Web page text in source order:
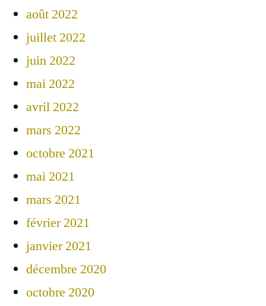
août 2022
juillet 2022
juin 2022
mai 2022
avril 2022
mars 2022
octobre 2021
mai 2021
mars 2021
février 2021
janvier 2021
décembre 2020
octobre 2020